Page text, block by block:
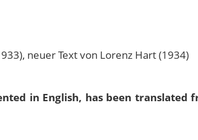
neuer Text von Lorenz Hart (1934)
in English, has been